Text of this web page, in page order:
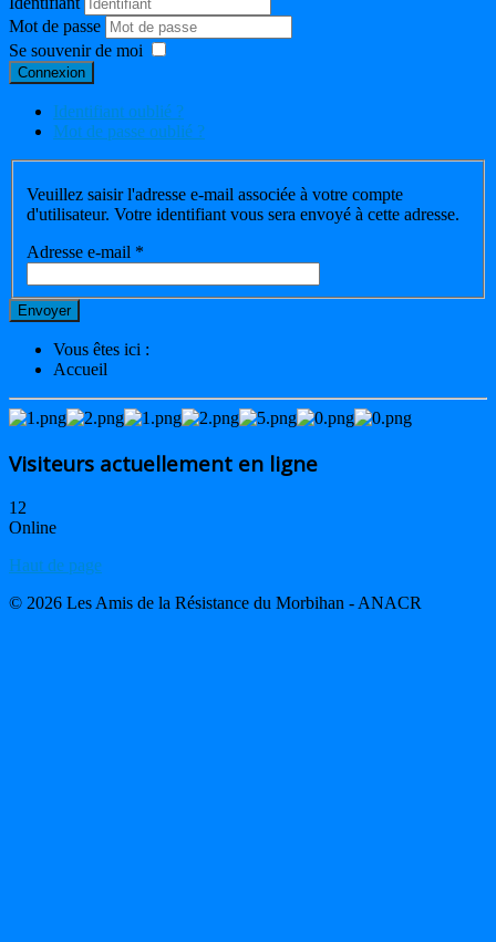
Mot de passe
Se souvenir de moi
Connexion
Identifiant oublié ?
Mot de passe oublié ?
Veuillez saisir l'adresse e-mail associée à votre compte
d'utilisateur. Votre identifiant vous sera envoyé à cette adresse.
Adresse e-mail *
Envoyer
Vous êtes ici :
Accueil
Visiteurs actuellement en ligne
12
Online
Haut de page
© 2026 Les Amis de la Résistance du Morbihan - ANACR